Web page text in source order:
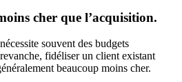
cher que l’acquisition.
souvent des budgets
fidéliser un client existant
beaucoup moins cher.